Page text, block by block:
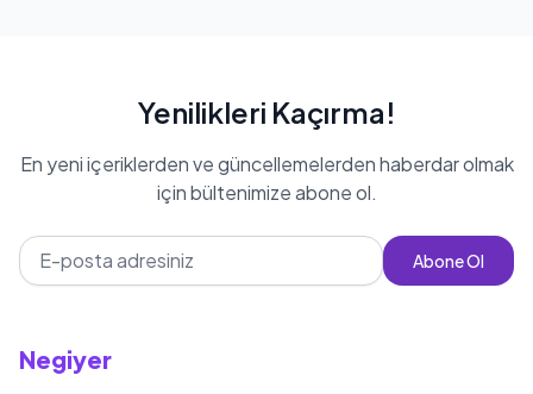
Yenilikleri Kaçırma!
En yeni içeriklerden ve güncellemelerden haberdar olmak
için bültenimize abone ol.
Abone Ol
Negiyer